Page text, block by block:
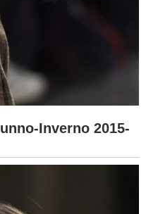
Inverno 2015-